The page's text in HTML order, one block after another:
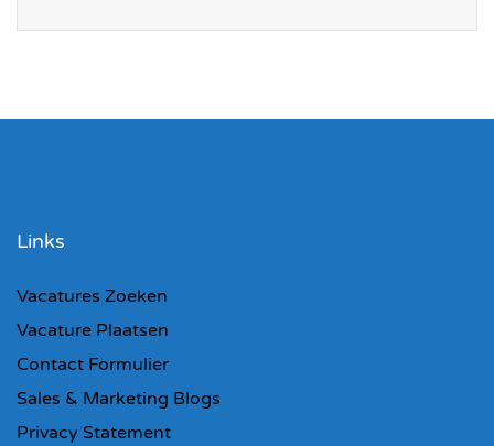
Links
Vacatures Zoeken
Vacature Plaatsen
Contact Formulier
Sales & Marketing Blogs
Privacy Statement